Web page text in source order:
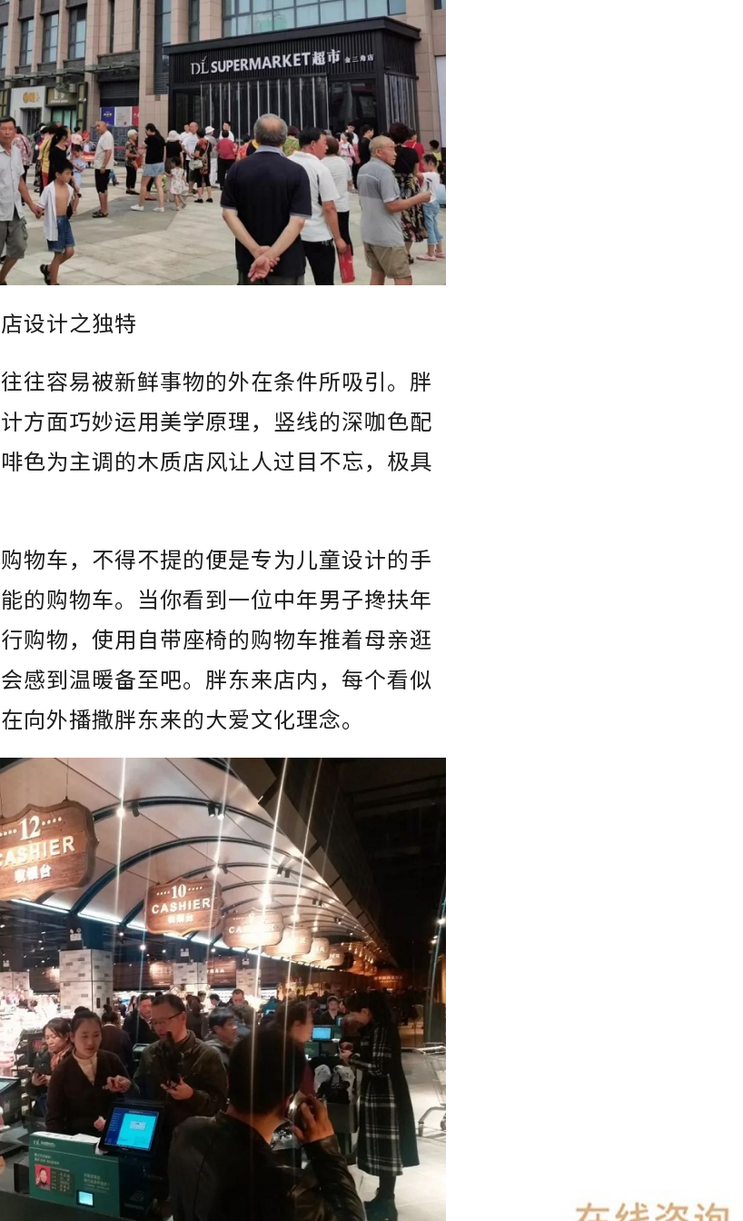
设计之独特
往容易被新鲜事物的外在条件所吸引。胖
方面巧妙运用美学原理，竖线的深咖色配
色为主调的木质店风让人过目不忘，极具
物车，不得不提的便是专为儿童设计的手
的购物车。当你看到一位中年男子搀扶年
购物，使用自带座椅的购物车推着母亲逛
感到温暖备至吧。胖东来店内，每个看似
向外播撒胖东来的大爱文化理念。